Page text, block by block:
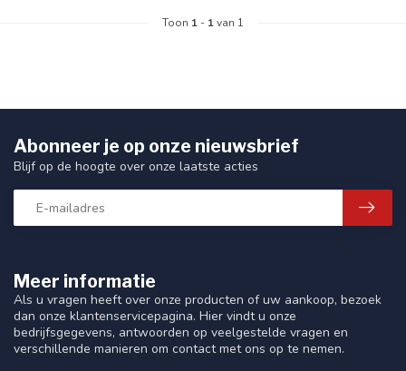
Toon 1 - 1van 1
Meer informatie
Als u vragen heeft over onze producten of uw aankoop, bezoek
dan onze klantenservicepagina. Hier vindt u onze
bedrijfsgegevens, antwoorden op veelgestelde vragen en
verschillende manieren om contact met ons op te nemen.
Abonneer je op onze nieuwsbrief
Blijf op de hoogte over onze laatste acties